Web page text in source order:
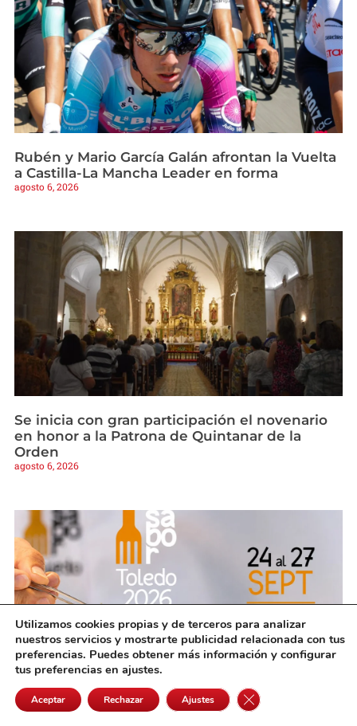
Rubén y Mario García Galán afrontan la Vuelta
a Castilla-La Mancha Leader en forma
agosto 6, 2026
Se inicia con gran participación el novenario
en honor a la Patrona de Quintanar de la
Orden
agosto 6, 2026
Más de 60 productores confirman ya su
presencia en ‘Sabor Toledo’
Utilizamos cookies propias y de terceros para analizar
nuestros servicios y mostrarte publicidad relacionada con tus
preferencias. Puedes obtener más información y configurar
tus preferencias en ajustes.
Aceptar Rechazar Ajustes Cerrar el banner de